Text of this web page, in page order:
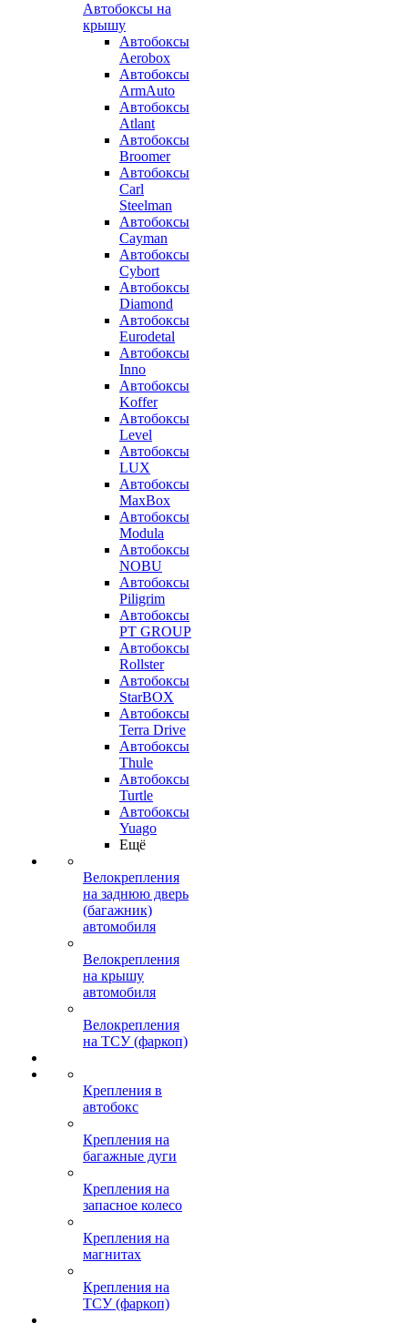
Автобоксы на
крышу
Автобоксы
Aerobox
Автобоксы
ArmAuto
Автобоксы
Atlant
Автобоксы
Broomer
Автобоксы
Carl
Steelman
Автобоксы
Cayman
Автобоксы
Cybort
Автобоксы
Diamond
Автобоксы
Eurodetal
Автобоксы
Inno
Автобоксы
Koffer
Автобоксы
Level
Автобоксы
LUX
Автобоксы
MaxBox
Автобоксы
Modula
Автобоксы
NOBU
Автобоксы
Piligrim
Автобоксы
PT GROUP
Автобоксы
Rollster
Автобоксы
StarBOX
Автобоксы
Terra Drive
Автобоксы
Thule
Автобоксы
Turtle
Автобоксы
Yuago
Ещё
Велокрепления
на заднюю дверь
(багажник)
автомобиля
Велокрепления
на крышу
автомобиля
Велокрепления
на ТСУ (фаркоп)
Крепления в
автобокс
Крепления на
багажные дуги
Крепления на
запасное колесо
Крепления на
магнитах
Крепления на
ТСУ (фаркоп)